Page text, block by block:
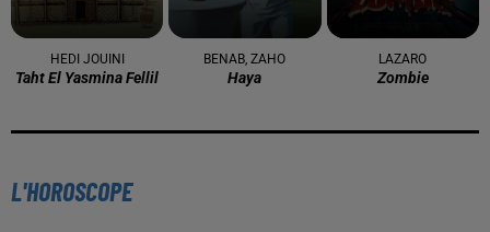
HEDI JOUINI
Taht El Yasmina Fellil
BENAB, ZAHO
Haya
LAZARO
Zombie
L'HOROSCOPE